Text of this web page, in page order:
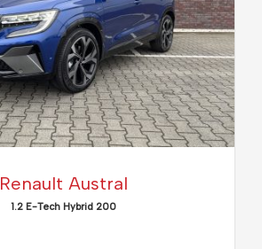
Renault Austral
1.2 E-Tech Hybrid 200